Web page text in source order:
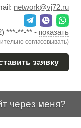
network@vj72.ru
***-**-** - показать
согласовывать)
заявку
через меня?